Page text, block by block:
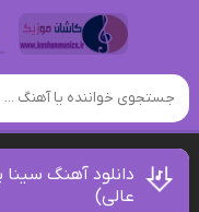
دانلود آهنگ
عالی)